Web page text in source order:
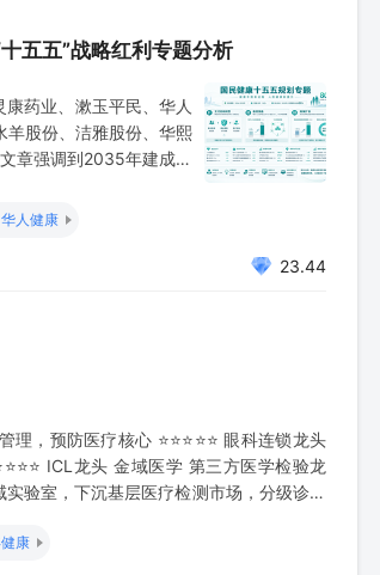
五五”战略红利专题分析
康药业、漱玉平民、华人
羊股份、洁雅股份、华熙
章强调到2035年建成健
华人健康
23.44
，预防医疗核心 ⭐⭐⭐⭐⭐ 眼科连锁龙头
ICL龙头 金域医学 第三方医学检验龙
实验室，下沉基层医疗检测市场，分级诊疗
康